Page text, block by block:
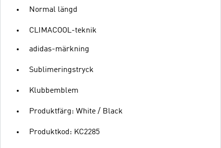
Normal längd
CLIMACOOL-teknik
adidas-märkning
Sublimeringstryck
Klubbemblem
Produktfärg: White / Black
Produktkod: KC2285